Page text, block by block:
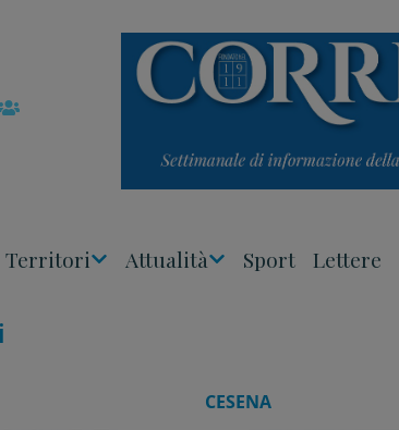
Territori Attualità Sport Lettere
CESENA